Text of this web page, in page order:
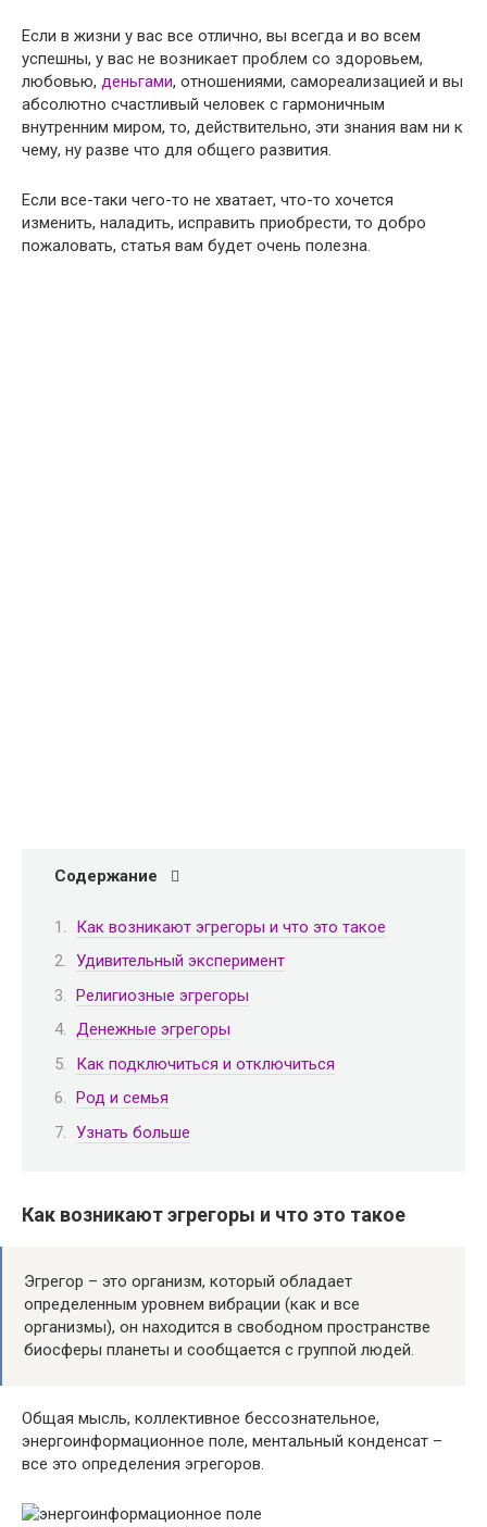
Если в жизни у вас все отлично, вы всегда и во всем
успешны, у вас не возникает проблем со здоровьем,
любовью, деньгами, отношениями, самореализацией и вы
абсолютно счастливый человек с гармоничным
внутренним миром, то, действительно, эти знания вам ни к
чему, ну разве что для общего развития.
Если все-таки чего-то не хватает, что-то хочется
изменить, наладить, исправить приобрести, то добро
пожаловать, статья вам будет очень полезна.
Содержание
Как возникают эгрегоры и что это такое
Удивительный эксперимент
Религиозные эгрегоры
Денежные эгрегоры
Как подключиться и отключиться
Род и семья
Узнать больше
Как возникают эгрегоры и что это такое
Эгрегор – это организм, который обладает
определенным уровнем вибрации (как и все
организмы), он находится в свободном пространстве
биосферы планеты и сообщается с группой людей.
Общая мысль, коллективное бессознательное,
энергоинформационное поле, ментальный конденсат –
все это определения эгрегоров.